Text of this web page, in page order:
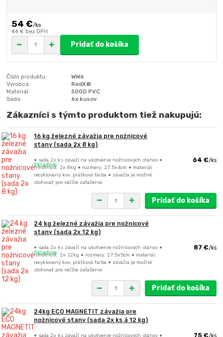
54 €/ks
44 € bez DPH
Pridať do košíka
Číslo produktu:
WW6
Výrobca:
RedX®
Materiál:
500D PVC
Sada:
6x kusov
Zákazníci s týmto produktom tiež nakupujú:
16 kg železné závažia pre nožnicové
stany (sada 2x 8 kg)
• sada 2x ks závaží na ukotvenie nožnicových stanov •
hmotnosť: 2x 8kg • rozmery: 27,5x4cm • materiál:
recyklovaný kov, prášková farba • závažia je možné
stohovať pre väčšie zaťaženie
64 €/ks
Skladom
Pridať do košíka
24 kg železné závažia pre nožnicové
stany (sada 2x 12 kg)
• sada 2x ks závaží na ukotvenie nožnicových stanov •
hmotnosť: 2x 12kg • rozmery: 27,5x5cm • materiál:
recyklovaný kov, prášková farba • závažia je možné
stohovať pre väčšie zaťaženie
87 €/ks
Skladom
Pridať do košíka
24kg ECO MAGNETIT závažia pre
nožnicové stany (sada 2x ks á 12 kg)
• sada 2x ks závaží na ukotvenie nožnicových stanov •